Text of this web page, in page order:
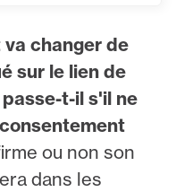
changer de
sur le lien de
t-il s'il ne
ou non son
dans les